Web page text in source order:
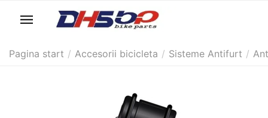
Pagina start / Accesorii bicicleta / Sisteme Antifurt /